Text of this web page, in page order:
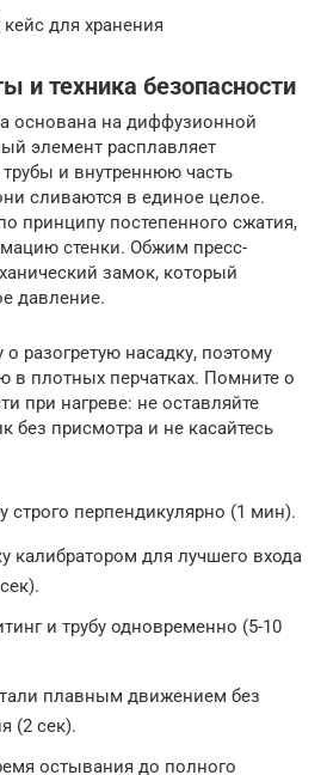
для хранения
и техника безопасности
основана на диффузионной
элемент расплавляет
и внутреннюю часть
сливаются в единое целое.
принципу постепенного сжатия,
стенки. Обжим пресс-
замок, который
давление.
о разогретую насадку, поэтому
в плотных перчатках. Помните о
при нагреве: не оставляйте
без присмотра и не касайтесь
строго перпендикулярно (1 мин).
калибратором для лучшего входа
и трубу одновременно (5-10
плавным движением без
(2 сек).
остывания до полного